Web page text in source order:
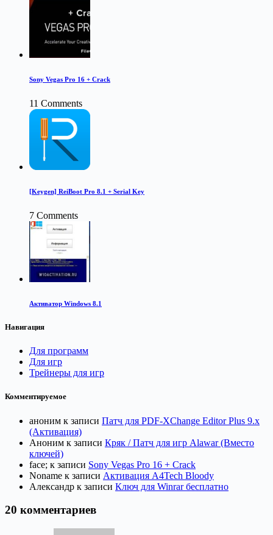
Sony Vegas Pro 16 + Crack
11 Comments
[Keygen] ReiBoot Pro 8.1 + Serial Key
7 Comments
Активатор Windows 8.1
Навигация
Для программ
Для игр
Трейнеры для игр
Комментируемое
аноним к записи Патч для PDF-XChange Editor Plus 9.x
(Активация)
Аноним к записи Кряк / Патч для игр Alawar (Вместо
ключей)
face; к записи Sony Vegas Pro 16 + Crack
Noname к записи Активация A4Tech Bloody
Александр к записи Ключ для Winrar бесплатно
20 комментариев